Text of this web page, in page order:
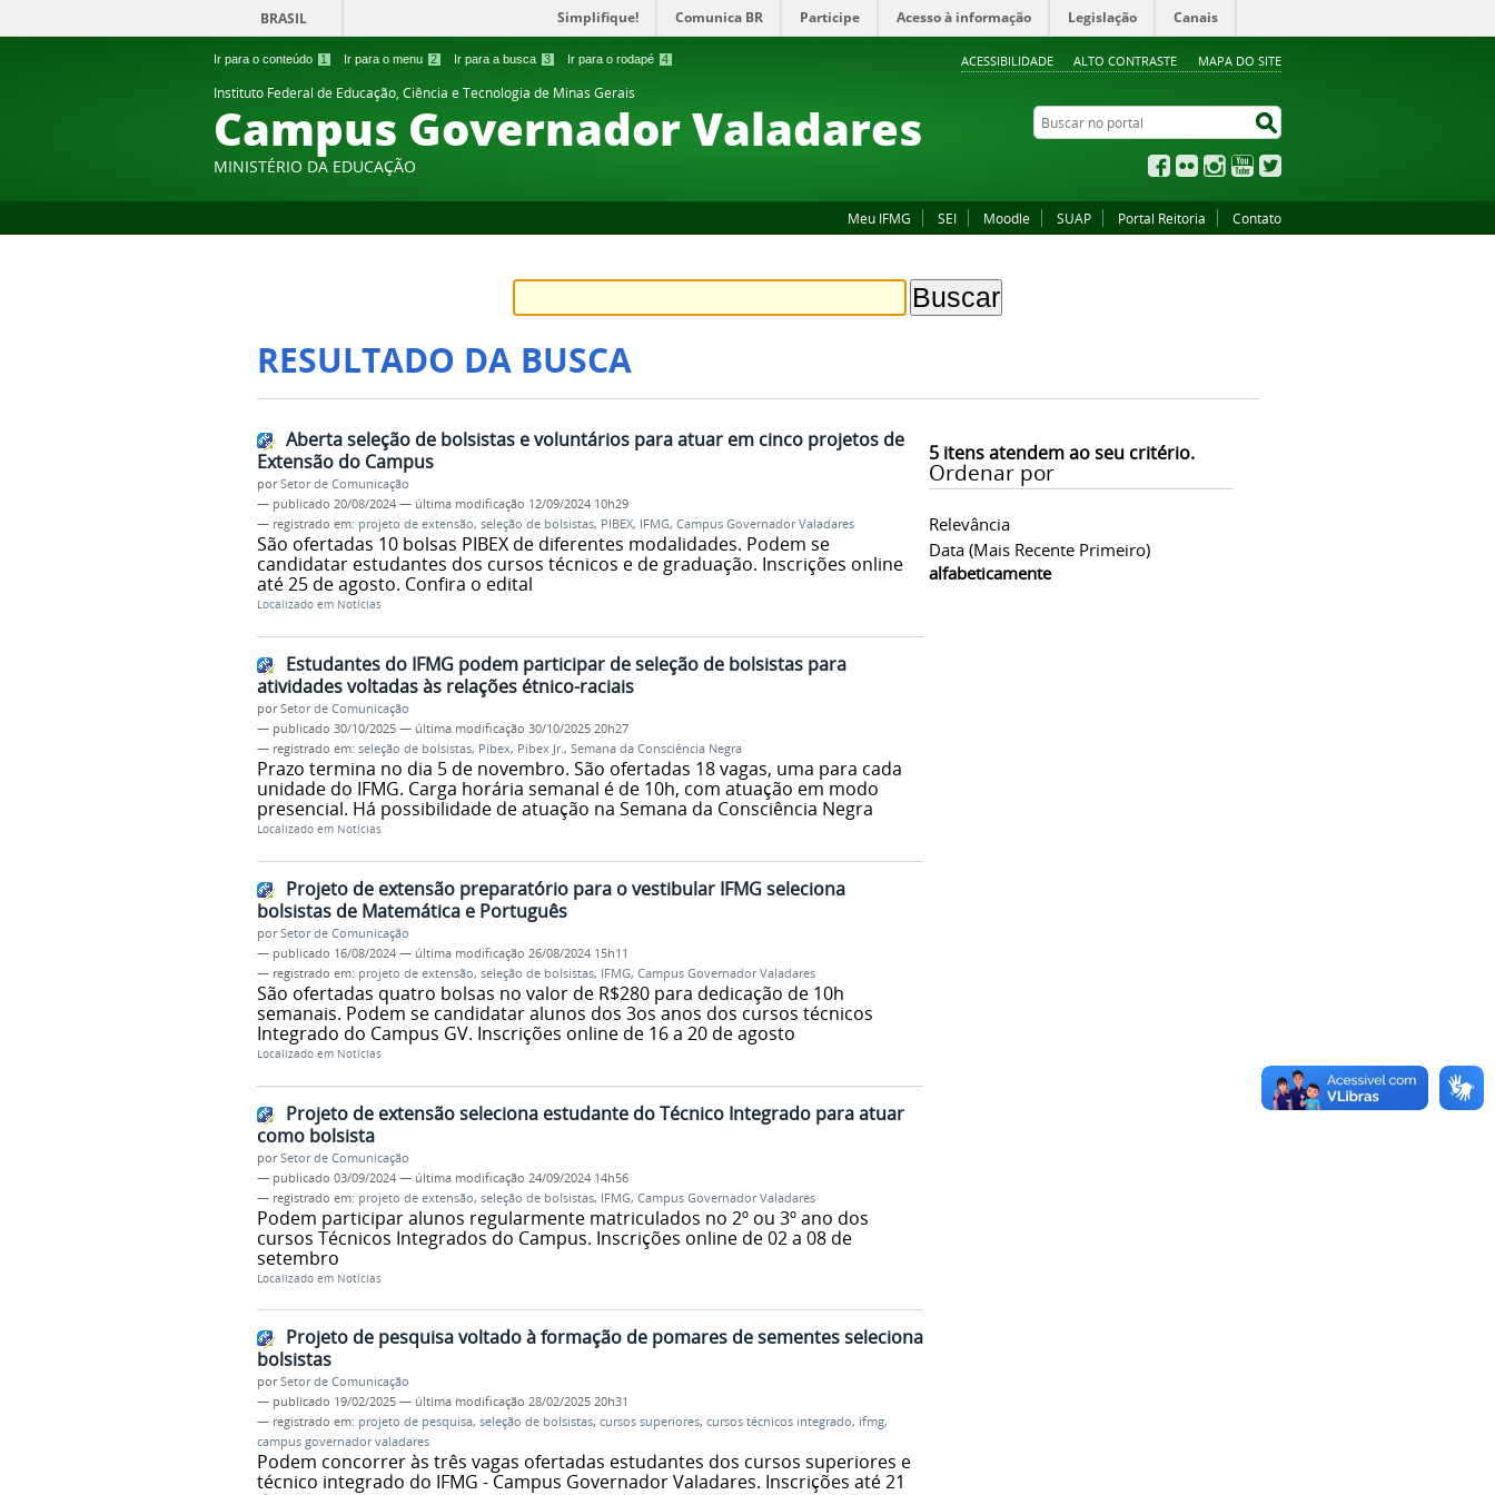
Ir para o conteúdo 1 Ir para o menu 2 Ir para a busca 3 Ir para o rodapé 4 ACESSIBILIDADE ALTO CONTRASTE MAPA DO SITE
BRASIL Simplifique! Comunica BR Participe Acesso à informação Legislação Canais
Instituto Federal de Educação, Ciência e Tecnologia de Minas Gerais
Campus Governador Valadares
MINISTÉRIO DA EDUCAÇÃO
Buscar no portal
Facebook
Flickr InstagramYouTube
Meu IFMG SEI Moodle SUAP Portal Reitoria Contato
RESULTADO DA BUSCA
5itens atendem ao seu critério.
Ordenar por
Relevância
Data (mais Recente Primeiro)
alfabeticamente
Aberta seleção de bolsistas e voluntários para atuar em cinco projetos de
Extensão do Campus
porSetor de Comunicação
— publicado 20/08/2024 — última modificação 12/09/2024 10h29
— registrado em: projeto de extensão, seleção de bolsistas, PIBEX, IFMG, Campus Governador Valadares
São ofertadas 10 bolsas PIBEX de diferentes modalidades. Podem se
candidatar estudantes dos cursos técnicos e de graduação. Inscrições online
até 25 de agosto. Confira o edital
Localizado em Notícias
Estudantes do IFMG podem participar de seleção de bolsistas para
atividades voltadas às relações étnico-raciais
porSetor de Comunicação
— publicado 30/10/2025 — última modificação 30/10/2025 20h27
— registrado em: seleção de bolsistas, Pibex, Pibex Jr., Semana da Consciência Negra
Prazo termina no dia 5 de novembro. São ofertadas 18 vagas, uma para cada
unidade do IFMG. Carga horária semanal é de 10h, com atuação em modo
presencial. Há possibilidade de atuação na Semana da Consciência Negra
Localizado em Notícias
Projeto de extensão preparatório para o vestibular IFMG seleciona
bolsistas de Matemática e Português
porSetor de Comunicação
— publicado 16/08/2024 — última modificação 26/08/2024 15h11
— registrado em: projeto de extensão, seleção de bolsistas, IFMG, Campus Governador Valadares
São ofertadas quatro bolsas no valor de R$280 para dedicação de 10h
semanais. Podem se candidatar alunos dos 3os anos dos cursos técnicos
Integrado do Campus GV. Inscrições online de 16 a 20 de agosto
Localizado em Notícias
Projeto de extensão seleciona estudante do Técnico Integrado para atuar
como bolsista
porSetor de Comunicação
— publicado 03/09/2024 — última modificação 24/09/2024 14h56
— registrado em: projeto de extensão, seleção de bolsistas, IFMG, Campus Governador Valadares
Podem participar alunos regularmente matriculados no 2º ou 3º ano dos
cursos Técnicos Integrados do Campus. Inscrições online de 02 a 08 de
setembro
Localizado em Notícias
Projeto de pesquisa voltado à formação de pomares de sementes seleciona
bolsistas
porSetor de Comunicação
— publicado 19/02/2025 — última modificação 28/02/2025 20h31
— registrado em: projeto de pesquisa, seleção de bolsistas, cursos superiores, cursos técnicos integrado, ifmg,
campus governador valadares
Podem concorrer às três vagas ofertadas estudantes dos cursos superiores e
técnico integrado do IFMG - Campus Governador Valadares. Inscrições até 21